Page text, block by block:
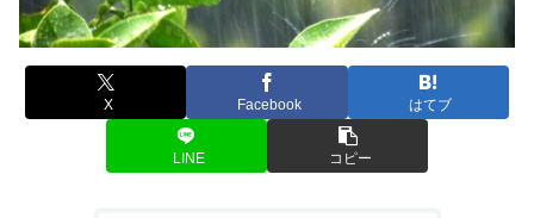
X Facebook はてブ
LINE コピー